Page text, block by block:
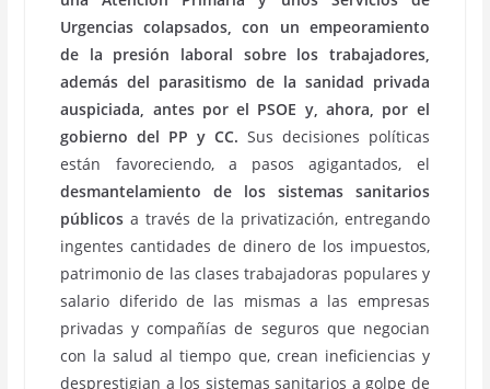
Urgencias colapsados, con un empeoramiento
de la presión laboral sobre los trabajadores,
además del parasitismo de la sanidad privada
auspiciada, antes por el PSOE y, ahora, por el
gobierno del PP y CC. Sus decisiones políticas
están favoreciendo, a pasos agigantados, el
desmantelamiento de los sistemas sanitarios
públicos a través de la privatización, entregando
ingentes cantidades de dinero de los impuestos,
patrimonio de las clases trabajadoras populares y
salario diferido de las mismas a las empresas
privadas y compañías de seguros que negocian
con la salud al tiempo que, crean ineficiencias y
desprestigian a los sistemas sanitarios a golpe de